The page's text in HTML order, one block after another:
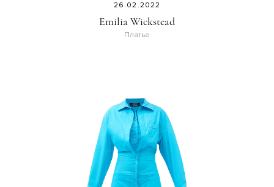
26.02.2022
Emilia Wickstead
Платье